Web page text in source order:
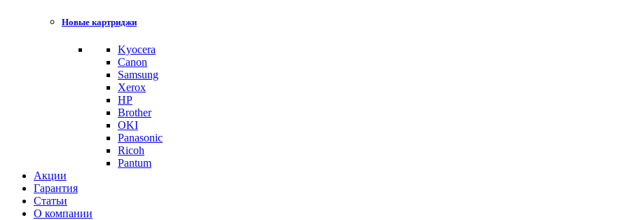
Новые картриджи
Kyocera
Canon
Samsung
Xerox
HP
Brother
OKI
Panasonic
Ricoh
Pantum
Акции
Гарантия
Статьи
О компании